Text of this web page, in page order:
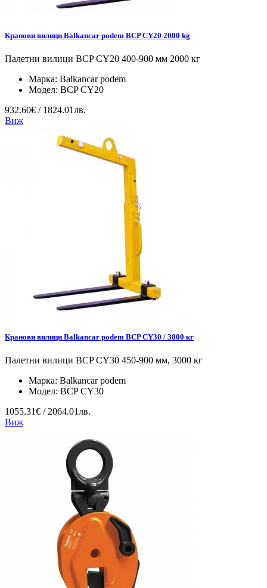
Кранови вилици Balkancar podem BCP CY20 2000 kg
Палетни вилици BCP CY20 400-900 мм 2000 кг
Марка: Balkancar podem
Модел: BCP CY20
932.60€ / 1824.01лв.
Виж
Кранови вилици Balkancar podem BCP CY30 / 3000 кг
Палетни вилици BCP CY30 450-900 мм, 3000 кг
Марка: Balkancar podem
Модел: BCP CY30
1055.31€ / 2064.01лв.
Виж